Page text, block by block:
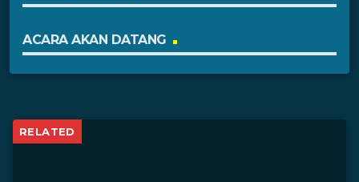
ACARA AKAN DATANG
RELATED